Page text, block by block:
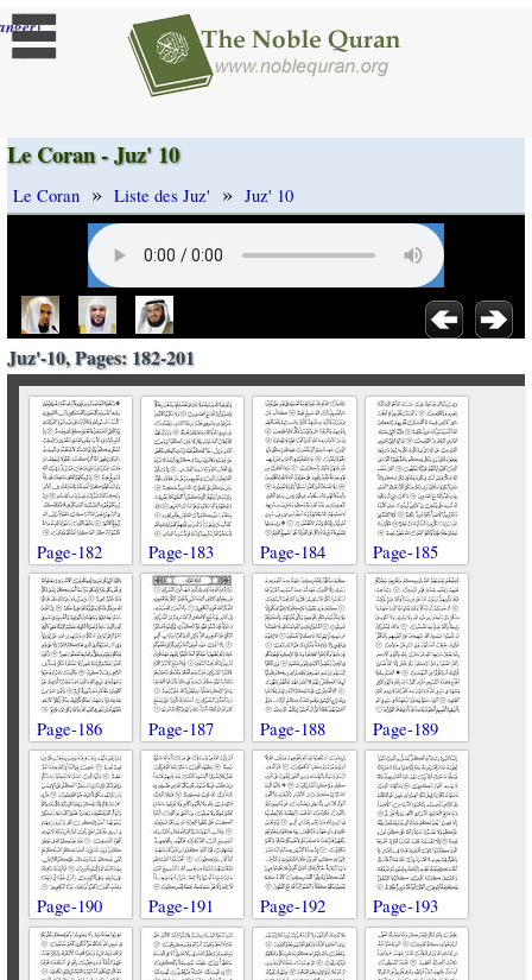
]
Le Coran - Juz' 10
Le Coran » Liste des Juz' » Juz' 10
Juz'-10, Pages: 182-201
Page-182 Page-183 Page-184 Page-185
Page-186 Page-187 Page-188 Page-189
Page-190 Page-191 Page-192 Page-193